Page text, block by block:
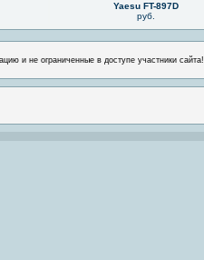
Yaesu FT-897D
руб.
и не ограниченные в доступе участники сайта!